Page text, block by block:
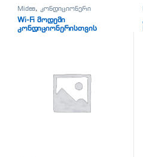
Midea,კონდიციონერი
Wi-Fi მოდემი
კონდიციონერისთვის